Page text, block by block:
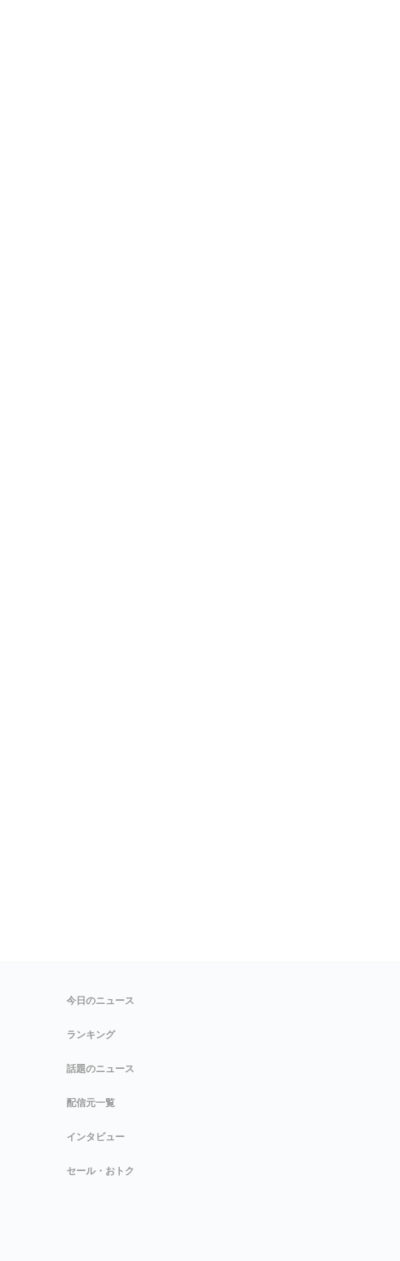
今日のニュース
ランキング
話題のニュース
配信元一覧
インタビュー
セール・おトク